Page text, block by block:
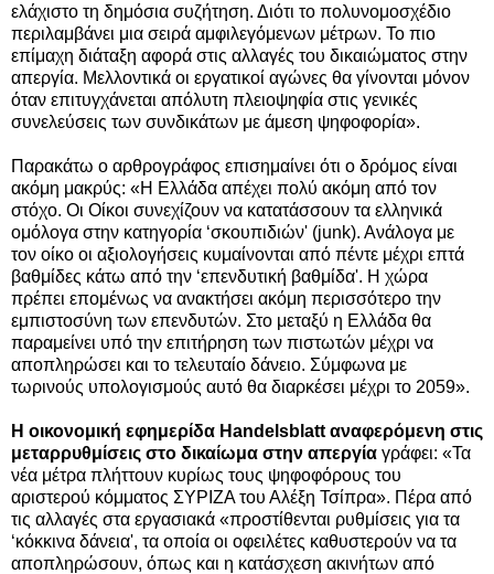
ελάχιστο τη δημόσια συζήτηση. Διότι το πολυνομοσχέδιο
περιλαμβάνει μια σειρά αμφιλεγόμενων μέτρων. Το πιο
επίμαχη διάταξη αφορά στις αλλαγές του δικαιώματος στην
απεργία. Μελλοντικά οι εργατικοί αγώνες θα γίνονται μόνον
όταν επιτυγχάνεται απόλυτη πλειοψηφία στις γενικές
συνελεύσεις των συνδικάτων με άμεση ψηφοφορία».
Παρακάτω ο αρθρογράφος επισημαίνει ότι ο δρόμος είναι
ακόμη μακρύς: «Η Ελλάδα απέχει πολύ ακόμη από τον
στόχο. Οι Οίκοι συνεχίζουν να κατατάσσουν τα ελληνικά
ομόλογα στην κατηγορία ‘σκουπιδιών' (junk). Ανάλογα με
τον οίκο οι αξιολογήσεις κυμαίνονται από πέντε μέχρι επτά
βαθμίδες κάτω από την ‘επενδυτική βαθμίδα'. Η χώρα
πρέπει επομένως να ανακτήσει ακόμη περισσότερο την
εμπιστοσύνη των επενδυτών. Στο μεταξύ η Ελλάδα θα
παραμείνει υπό την επιτήρηση των πιστωτών μέχρι να
αποπληρώσει και το τελευταίο δάνειο. Σύμφωνα με
τωρινούς υπολογισμούς αυτό θα διαρκέσει μέχρι το 2059».
Η οικονομική εφημερίδα Handelsblatt αναφερόμενη στις
μεταρρυθμίσεις στο δικαίωμα στην απεργία γράφει: «Τα
νέα μέτρα πλήττουν κυρίως τους ψηφοφόρους του
αριστερού κόμματος ΣΥΡΙΖΑ του Αλέξη Τσίπρα». Πέρα από
τις αλλαγές στα εργασιακά «προστίθενται ρυθμίσεις για τα
‘κόκκινα δάνεια', τα οποία οι οφειλέτες καθυστερούν να τα
αποπληρώσουν, όπως και η κατάσχεση ακινήτων από